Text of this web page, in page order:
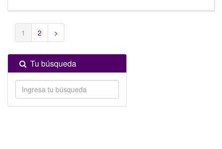
1 2 >
Tu búsqueda